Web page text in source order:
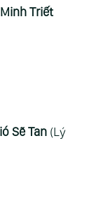
Wed 05/08/2026
Triết
Sẽ Tan(Lý